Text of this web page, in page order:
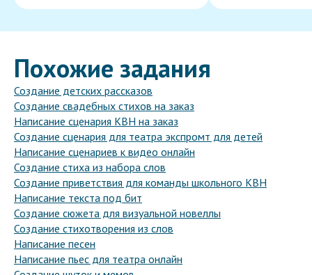
Похожие задания
Создание детских рассказов
Создание свадебных стихов на заказ
Написание сценария КВН на заказ
Создание сценария для театра экспромт для детей
Написание сценариев к видео онлайн
Создание стиха из набора слов
Создание приветствия для команды школьного КВН
Написание текста под бит
Создание сюжета для визуальной новеллы
Создание стихотворения из слов
Написание песен
Написание пьес для театра онлайн